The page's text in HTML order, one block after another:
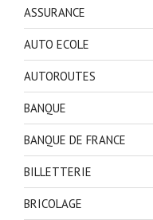
ASSURANCE
AUTO ECOLE
AUTOROUTES
BANQUE
BANQUE DE FRANCE
BILLETTERIE
BRICOLAGE